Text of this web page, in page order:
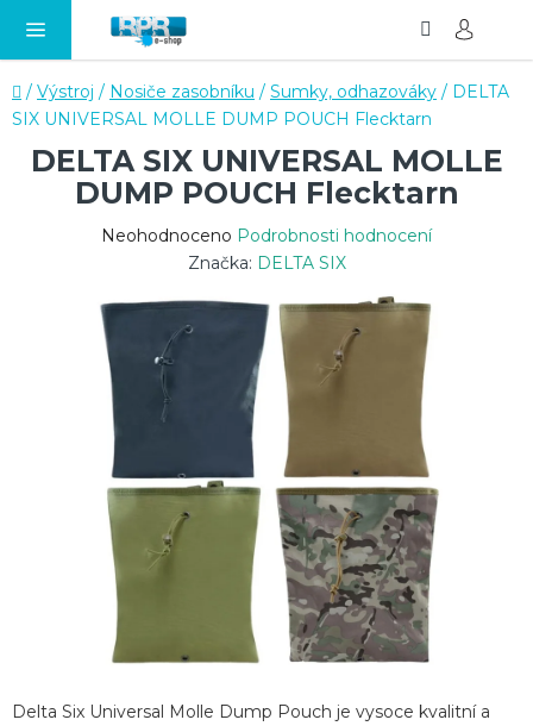
Domů
/ Výstroj / Nosiče zasobníku / Sumky, odhazováky / DELTA
SIX UNIVERSAL MOLLE DUMP POUCH Flecktarn
Delta Six Universal Molle Dump Pouch je vysoce kvalitní a
DELTA SIX UNIVERSAL MOLLE
DUMP POUCH Flecktarn
Průměrné
je
0,0
z
hvězdiček.
Neohodnoceno Podrobnosti hodnocení
Značka: DELTA SIX